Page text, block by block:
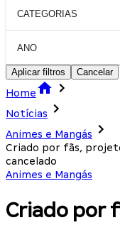
CATEGORIAS
ANO
Aplicar filtros Cancelar
Home
Notícias
Animes e Mangás
Criado por fãs,
cancelado
Animes e Mangás
Criado por